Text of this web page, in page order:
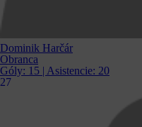
Dominik Harčár
Obranca
Góly: 15 | Asistencie: 20
27